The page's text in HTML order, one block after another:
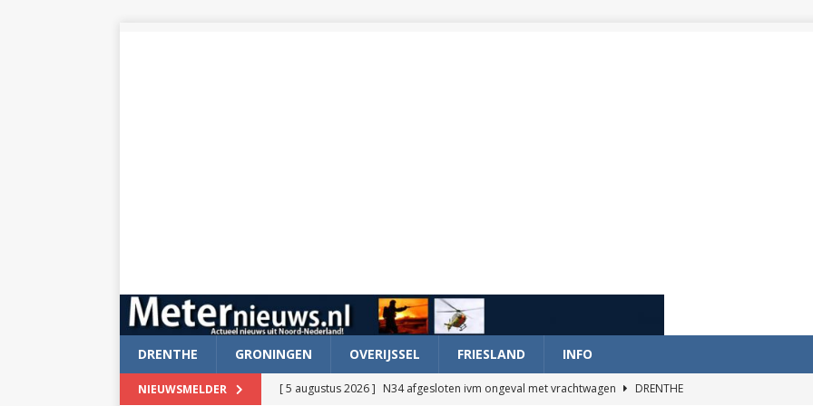
DRENTHE GRONINGEN OVERIJSSEL FRIESLAND INFO
NIEUWSMELDER [ 5 augustus 2026 ] N34 afgesloten ivm ongeval met vrachtwagen
DRENTHE